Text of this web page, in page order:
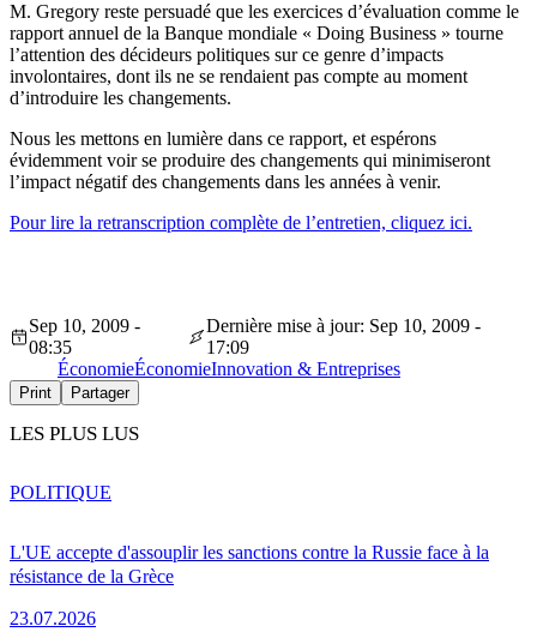
M. Gregory reste persuadé que les exercices d’évaluation comme le
rapport annuel de la Banque mondiale « Doing Business » tourne
l’attention des décideurs politiques sur ce genre d’impacts
involontaires, dont ils ne se rendaient pas compte au moment
d’introduire les changements.
Nous les mettons en lumière dans ce rapport, et espérons
évidemment voir se produire des changements qui minimiseront
l’impact négatif des changements dans les années à venir.
Pour lire la retranscription complète de l’entretien, cliquez ici.
Sep 10, 2009 -
08:35
Dernière mise à jour: Sep 10, 2009 -
17:09
ÉconomieÉconomieInnovation & Entreprises
Print Partager
LES PLUS LUS
L'UE accepte d'assouplir les sanctions contre la Russie face à la
résistance de la Grèce
23.07.2026
POLITIQUE